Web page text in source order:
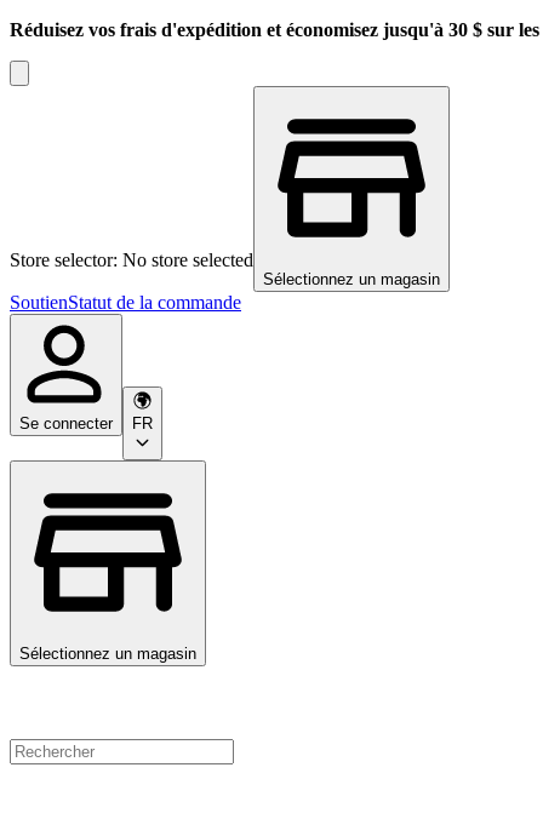
Réduisez vos frais d'expédition et économisez jusqu'à 30 $ sur
Store selector: No store selected
Sélectionnez un magasin
SoutienStatut de la commande
Se connecter FR
Sélectionnez un magasin